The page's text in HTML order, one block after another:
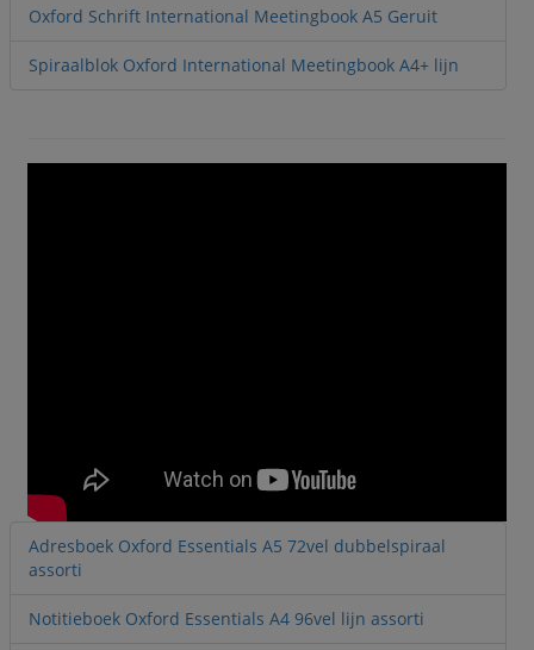
Oxford Schrift International Meetingbook A5 Geruit
Spiraalblok Oxford International Meetingbook A4+ lijn
Adresboek Oxford Essentials A5 72vel dubbelspiraal
assorti
Notitieboek Oxford Essentials A4 96vel lijn assorti